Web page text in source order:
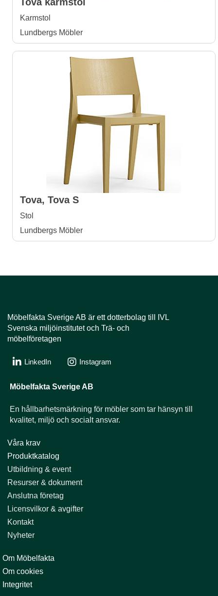
Karmstol
Lundbergs Möbler
Tova, Tova S
Stol
Lundbergs Möbler
Möbelfakta Sverige AB är ​​​​​​​ett dotterbolag till IVL
Svenska miljöinstitutet och Trä- och
möbelföretagen
LinkedIn Instagram
Möbelfakta Sverige AB
En hållbarhets­märkning för möbler som tar hänsyn till
kvalitet, miljö och socialt ansvar.
Våra krav
Produktkatalog
Utbildning & event​​​​​​​
Resurser & dokument​​​​​​​
Anslutna företag
Licensvilkor & avgifter​​​​​​​
Kontakt
Nyheter
Om Möbelfakta
Om cookies
Integritet